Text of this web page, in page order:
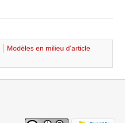
Modèles en milieu d'article